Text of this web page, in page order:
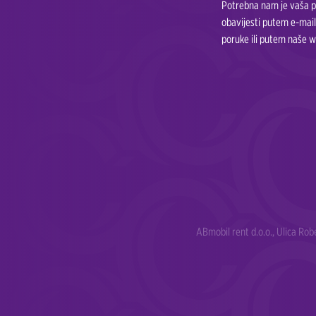
Potrebna nam je vaša
obavijesti putem e-
poruke ili putem naše
ABmobil rent d.o.o., Ulica